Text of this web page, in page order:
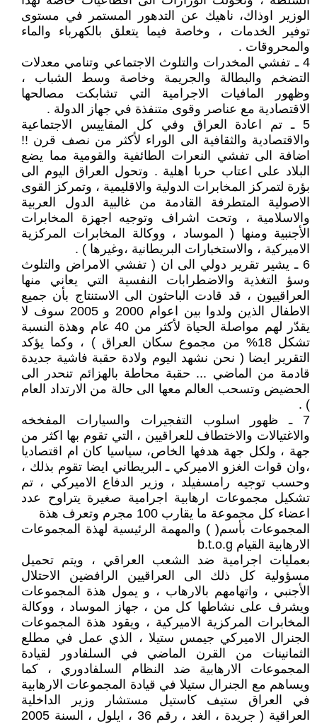
الوزير اوذاك، ناهيك عن التدهور المستمر في مستوى
توفير الخدمات ، وخاصة فيما يتعلق بالكهرباء والماء
والمحروقات .
4 ـ تفشي المخدرات والتلوث الاجتماعي وتنامي معدلات
التضخم والبطالة والجريمة وخاصة وسط الشباب ،
وظهور المافيات الاجرامية التي تشابكت مصالحها
الاقتصادية مع عناصر وقوى متنفذة في جهاز الدولة .
5 ـ تم اعادة العراق وفي كل المقاييس الاجتماعية
والاقتصادية والثقافية الى الوراء لأكثر من نصف قرن !!
اضافة الى تفشي النعرات الطائفية والقومية مما يضع
البلاد على اعتاب حربا اهلية . وتحول العراق اليوم الى
بؤرة لتمركز المخابرات الدولية والاقليمية ، وتمركز القوى
الاصولية المتطرفة القادمة من غالبية الدول العربية
والاسلامية ، وتحت اشراف وتوجيه اجهزة المخابرات
الأجنبية ومنها ( الموساد ، ووكالة المخابرات المركزية
الاميركية ، والاستخبارات البريطانية ،وغيرها ) .
6 ـ يشير تقرير دولي الى ان ( تفشي الامراض والتلوث
وسؤ التغذية والاضطرابات النفسية التي يعاني منها
العراقييون ، قد قادت الباحثون الى الاستنتاج بأن جميع
الاطفال الذين ولدوا بين اعوام 2000 و 2005 سوف لا
يقدّر لهم مواصلة الحياة لأكثر من 40 عام وهذة النسبة
تشكل 18% من مجموع سكان العراق ) ، وكما يؤكد
التقرير ايضا ( نحن نشهد اليوم ولادة حقبة فاشية جديدة
قادمة من الماضي ... حقبة محاطة بالهزائم تنحدر الى
الحضيض وتسحب العالم معها الى حالة من الارتداد العام
) .
7 ـ ظهور اسلوب التفجيرات والسيارات المفخخه
والاغتيالات والاختطاف للعراقيين ، التي تقوم بها اكثر من
جهة ، ولكل جهة هدفها الخاص، سياسيا كان ام اقتصاديا
،وان قوات الغزو الاميركي ـ البريطاني ايضا تقوم بذلك ،
وحسب توجيه رامسفيلد ، وزير الدفاع الاميركي ، تم
تشكيل مجموعات ارهابية اجرامية صغيرة يتراوح عدد
اعضاء كل مجموعة ما يقارب 100 مجرم وتعرف هذة
المجموعات بأسم( ) والمهمة الرئيسية لهذة المجموعات
الارهابية القيام b.t.o.g
بعمليات اجرامية ضد الشعب العراقي ، ويتم تحميل
مسؤولية كل ذلك الى العراقيين الرافضين الاحتلال
الأجنبي ، واتهامهم بالارهاب ، و يمول هذة المجموعات
ويشرف على نشاطها كل من ، جهاز الموساد ، ووكالة
المخابرات المركزية الاميركية ، ويقود هذة المجموعات
الجنرال الاميركي جيمس ستيلا ، الذي عمل في مطلع
الثمانينات من القرن الماضي في السلفادور لقيادة
المجموعات الارهابية ضد النظام السلفادوري ، كما
ويساهم مع الجنرال ستيلا في قيادة المجموعات الارهابية
في العراق ستيف كاستيل مستشار وزير الداخلية
العراقية ( جريدة ، الغد ، رقم 36 ، ايلول ، السنة 2005